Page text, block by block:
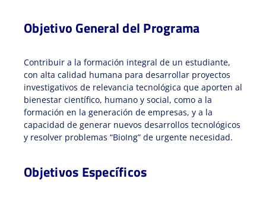
Objetivo General del Programa
Contribuir a la formación integral de un estudiante,
con alta calidad humana para desarrollar proyectos
investigativos de relevancia tecnológica que aporten al
bienestar científico, humano y social, como a la
formación en la generación de empresas, y a la
capacidad de generar nuevos desarrollos tecnológicos
y resolver problemas “BioIng” de urgente necesidad.
Objetivos Específicos